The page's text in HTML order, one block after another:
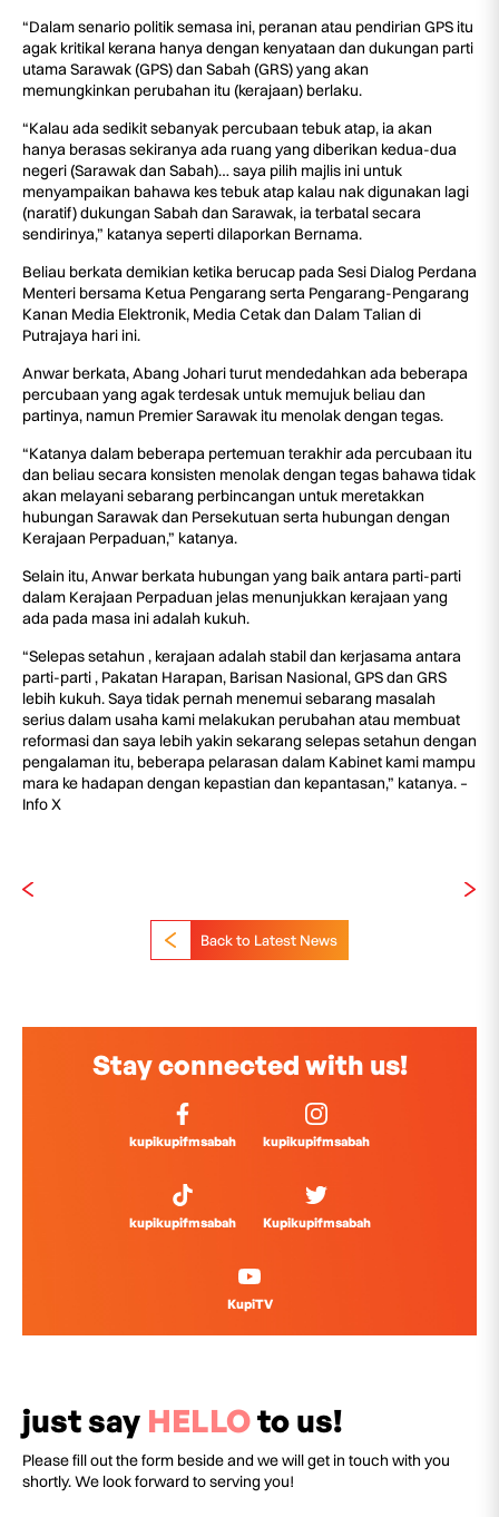
“Dalam senario politik semasa ini, peranan atau pendirian GPS itu
agak kritikal kerana hanya dengan kenyataan dan dukungan parti
utama Sarawak (GPS) dan Sabah (GRS) yang akan
memungkinkan perubahan itu (kerajaan) berlaku.
“Kalau ada sedikit sebanyak percubaan tebuk atap, ia akan
hanya berasas sekiranya ada ruang yang diberikan kedua-dua
negeri (Sarawak dan Sabah)… saya pilih majlis ini untuk
menyampaikan bahawa kes tebuk atap kalau nak digunakan lagi
(naratif) dukungan Sabah dan Sarawak, ia terbatal secara
sendirinya,” katanya seperti dilaporkan Bernama.
Beliau berkata demikian ketika berucap pada Sesi Dialog Perdana
Menteri bersama Ketua Pengarang serta Pengarang-Pengarang
Kanan Media Elektronik, Media Cetak dan Dalam Talian di
Putrajaya hari ini.
Anwar berkata, Abang Johari turut mendedahkan ada beberapa
percubaan yang agak terdesak untuk memujuk beliau dan
partinya, namun Premier Sarawak itu menolak dengan tegas.
“Katanya dalam beberapa pertemuan terakhir ada percubaan itu
dan beliau secara konsisten menolak dengan tegas bahawa tidak
akan melayani sebarang perbincangan untuk meretakkan
hubungan Sarawak dan Persekutuan serta hubungan dengan
Kerajaan Perpaduan,” katanya.
Selain itu, Anwar berkata hubungan yang baik antara parti-parti
dalam Kerajaan Perpaduan jelas menunjukkan kerajaan yang
ada pada masa ini adalah kukuh.
“Selepas setahun , kerajaan adalah stabil dan kerjasama antara
parti-parti , Pakatan Harapan, Barisan Nasional, GPS dan GRS
lebih kukuh. Saya tidak pernah menemui sebarang masalah
serius dalam usaha kami melakukan perubahan atau membuat
reformasi dan saya lebih yakin sekarang selepas setahun dengan
pengalaman itu, beberapa pelarasan dalam Kabinet kami mampu
mara ke hadapan dengan kepastian dan kepantasan,” katanya. –
Info X
Back to Latest News
Stay connected with us!
kupikupifmsabah kupikupifmsabah
kupikupifmsabah Kupikupifmsabah
KupiTV
just say HELLOto us!
Please fill out the form beside and we will get in touch with you
shortly. We look forward to serving you!